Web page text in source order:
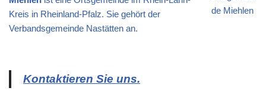
Kreis in Rheinland-Pfalz. Sie gehört der
Verbandsgemeinde Nastätten an.
Kontaktieren Sie uns.